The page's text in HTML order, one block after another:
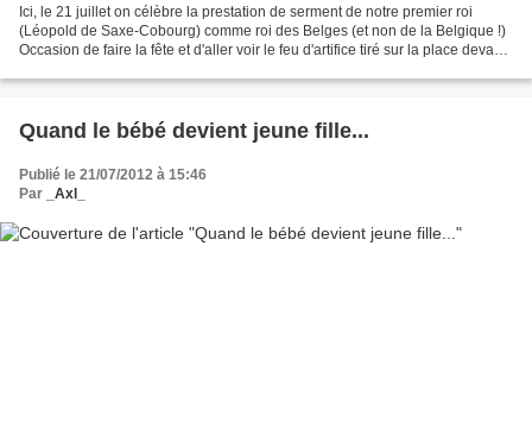
Ici, le 21 juillet on célèbre la prestation de serment de notre premier roi
(Léopold de Saxe-Cobourg) comme roi des Belges (et non de la Belgique !)
Occasion de faire la fête et d'aller voir le feu d'artifice tiré sur la place devant
Quand le bébé devient jeune fille...
Publié le 21/07/2012 à 15:46
Par
_Axl_